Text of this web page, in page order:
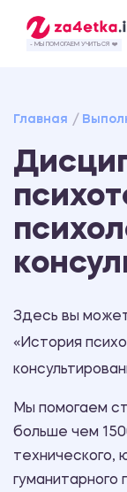
- МЫ ПОМОГАЕМ УЧИТЬСЯ ❤️
Главная
Здесь вы
«История
Мы помогаем
больше чем
технического,